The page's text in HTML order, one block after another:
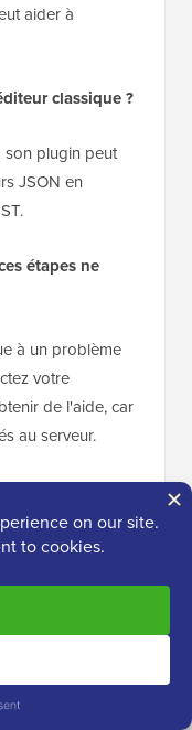
aider à
classique ?
son plugin peut
JSON en
étapes ne
à un problème
votre
de l'aide, car
au serveur.
dépannage
de guides utiles
problèmes